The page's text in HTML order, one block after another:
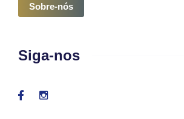
Sobre-nós
Siga-nos